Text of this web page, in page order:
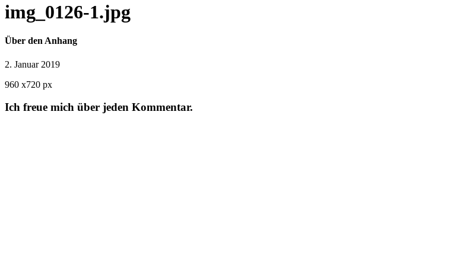
img_0126-1.jpg
Über den Anhang
2. Januar 2019
960 x720 px
Ich freue mich über jeden Kommentar.